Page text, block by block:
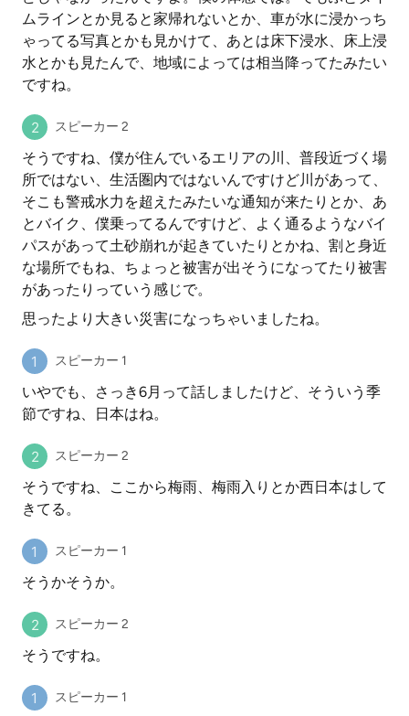
ムラインとか見ると家帰れないとか、車が水に浸かっち
ゃってる写真とかも見かけて、あとは床下浸水、床上浸
水とかも見たんで、地域によっては相当降ってたみたい
ですね。
スピーカー 2
そうですね、僕が住んでいるエリアの川、普段近づく場
所ではない、生活圏内ではないんですけど川があって、
そこも警戒水力を超えたみたいな通知が来たりとか、あ
とバイク、僕乗ってるんですけど、よく通るようなバイ
パスがあって土砂崩れが起きていたりとかね、割と身近
な場所でもね、ちょっと被害が出そうになってたり被害
があったりっていう感じで。
思ったより大きい災害になっちゃいましたね。
スピーカー 1
いやでも、さっき6月って話しましたけど、そういう季
節ですね、日本はね。
スピーカー 2
そうですね、ここから梅雨、梅雨入りとか西日本はして
きてる。
スピーカー 1
そうかそうか。
スピーカー 2
そうですね。
スピーカー 1